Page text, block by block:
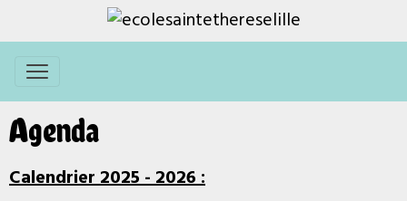
Agenda
Calendrier 2025 - 2026 :